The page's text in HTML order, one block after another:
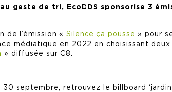
geste de tri, EcoDDS sponsorise 3
de l’émission « Silence ça pousse » pour
médiatique en 2022 en choisissant deux
» diffusée sur C8.
30 septembre, retrouvez le billboard